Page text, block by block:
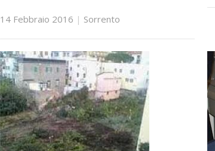
14 Febbraio 2016 | Sorrento